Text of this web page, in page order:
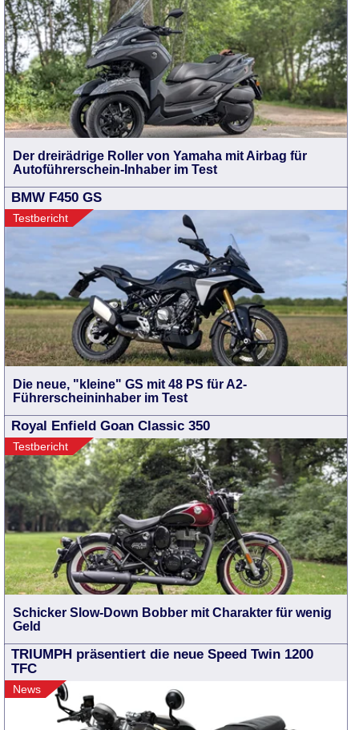
Der dreirädrige Roller von Yamaha mit Airbag für
Autoführerschein-Inhaber im Test
BMW F450 GS
Testbericht
Die neue, "kleine" GS mit 48 PS für A2-
Führerscheininhaber im Test
Royal Enfield Goan Classic 350
Testbericht
Schicker Slow-Down Bobber mit Charakter für wenig
Geld
TRIUMPH präsentiert die neue Speed Twin 1200
TFC
News